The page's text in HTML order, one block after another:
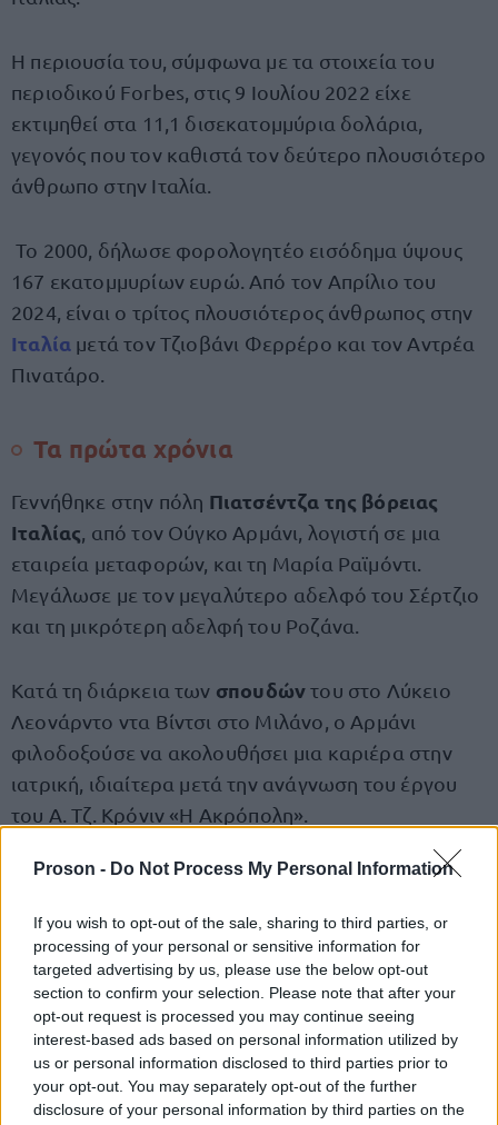
Proson - Do Not Process My Personal Information
If you wish to opt-out of the sale, sharing to third parties, or
processing of your personal or sensitive information for
targeted advertising by us, please use the below opt-out
section to confirm your selection. Please note that after your
opt-out request is processed you may continue seeing
interest-based ads based on personal information utilized by
us or personal information disclosed to third parties prior to
your opt-out. You may separately opt-out of the further
disclosure of your personal information by third parties on the
Η περιουσία του, σύμφωνα με τα στοιχεία του
περιοδικού Forbes, στις 9 Ιουλίου 2022 είχε
εκτιμηθεί στα 11,1 δισεκατομμύρια δολάρια,
γεγονός που τον καθιστά τον δεύτερο πλουσιότερο
άνθρωπο στην Ιταλία.
Το 2000, δήλωσε φορολογητέο εισόδημα ύψους
167 εκατομμυρίων ευρώ. Από τον Απρίλιο του
2024, είναι ο τρίτος πλουσιότερος άνθρωπος στην
Ιταλία μετά τον Τζιοβάνι Φερρέρο και τον Αντρέα
Πινατάρο.
Τα πρώτα χρόνια
Γεννήθηκε στην πόλη Πιατσέντζα της βόρειας
Ιταλίας , από τον Ούγκο Αρμάνι, λογιστή σε μια
εταιρεία μεταφορών, και τη Μαρία Ραϊμόντι.
Μεγάλωσε με τον μεγαλύτερο αδελφό του Σέρτζιο
και τη μικρότερη αδελφή του Ροζάνα.
Κατά τη διάρκεια των σπουδώντου στο Λύκειο
Λεονάρντο ντα Βίντσι στο Μιλάνο, ο Αρμάνι
φιλοδοξούσε να ακολουθήσει μια καριέρα στην
ιατρική, ιδιαίτερα μετά την ανάγνωση του έργου
του Α. Τζ. Κρόνιν «Η Ακρόπολη».
Εγγράφηκε στο τμήμα ιατρικής του Πανεπιστημίου
χρόνια, έφυγε και κατατάχθηκε στον στρατό. Λόγω
του ιατρικού του υπόβαθρου, τοποθετήθηκε στο
Στρατιωτικό Νοσοκομείο στη Βερόνα, όπου
παρακολουθούσε παραστάσεις στην Αρένα. Τελικά
αποφάσισε να αναζητήσει μια διαφορετική
επαγγελματική πορεία.